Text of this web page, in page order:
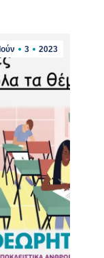
Ιούν 3 2023